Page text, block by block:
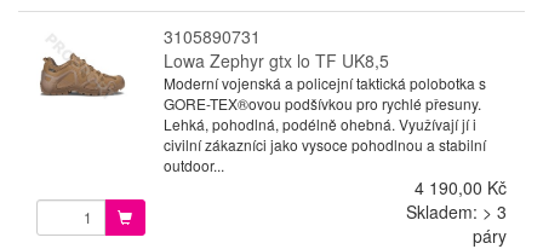
3105890731
Lowa Zephyr gtx lo TF UK8,5
Moderní vojenská a policejní taktická polobotka s
GORE-TEX®ovou podšívkou pro rychlé přesuny.
Lehká, pohodlná, podélně ohebná. Využívají jí i
civilní zákazníci jako vysoce pohodlnou a stabilní
outdoor...
4 190,00 Kč
Skladem: > 3
páry